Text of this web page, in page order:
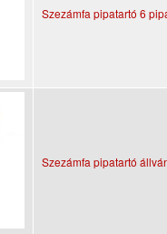
Szezámfa pipatartó 6
Szezámfa pipatartó